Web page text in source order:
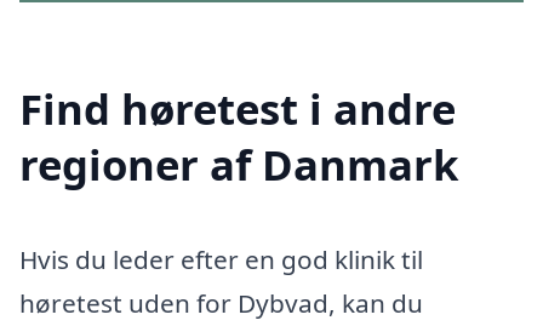
Find høretest i andre
regioner af Danmark
Hvis du leder efter en god klinik til
høretest uden for Dybvad, kan du